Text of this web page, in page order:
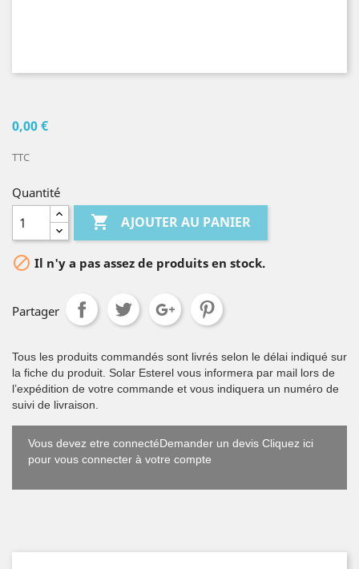
0,00 €
TTC
Quantité
 AJOUTER AU PANIER
 Il n'y a pas assez de produits en stock.
Partager
Tous les produits commandés sont livrés selon le délai indiqué sur
la fiche du produit. Solar Esterel vous informera par mail lors de
l’expédition de votre commande et vous indiquera un numéro de
suivi de livraison.
Vous devez etre connectéDemander un devis Cliquez ici
pour vous connecter à votre compte